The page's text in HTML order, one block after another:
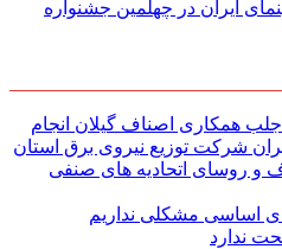
ایران در چهلمین جشنواره
همکاری اصناف گیلان انجام
شركت توزیع نیروی برق استان
و روسای اتحادیه های صنفی
اساسی مشکلی نداریم
ندارد